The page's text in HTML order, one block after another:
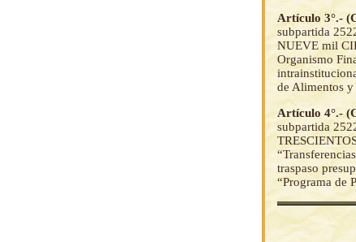
Artículo 3°.-
subpartida
NUEVE mil
Organismo
de Alimentos y
Artículo 4°.-
subpartida
traspaso
“Programa de